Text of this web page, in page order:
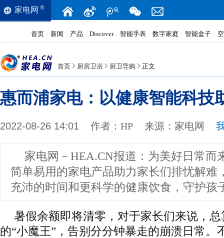
家电网 ®
首页 新闻 产品 Discover 智能手表 数字家庭 智能盒子
首页 厨房卫浴 厨卫导购 正文
惠而浦家电：以健康智能科技
2022-08-26 14:01 作者： HP 来源： 家电网
家电网－HEA.CN报道： 为美好日常而
简单易用的家电产品助力家长们排忧解难
充沛的时间和更科学的健康饮食，守护孩
暑假余额即将清零，对于家长们来说，
的“小魔王”，告别分分钟暴走的崩溃日常。